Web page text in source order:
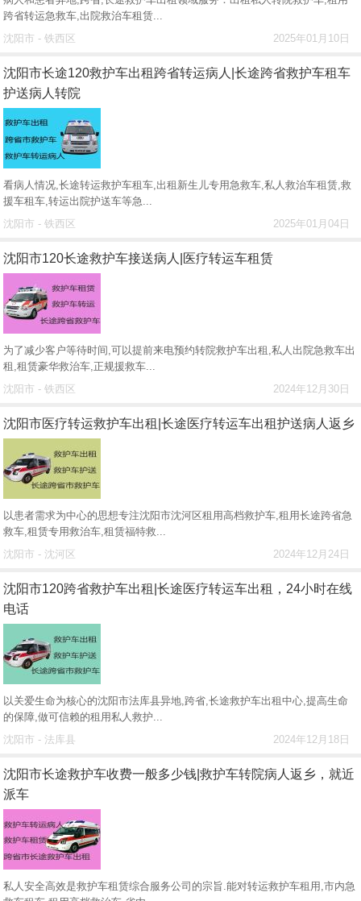
跨省转运急救车,出院救治车租赁...
2025年01月10日
沈阳市 - 铁西区
沈阳市长途120救护车出租跨省转运病人|长途跨省救护车租车
护送病人转院
看病人情况,长途转运救护车租车,出租新生儿专用急救车,私人救治车租赁,救
援车租车,转运出院护送车等急...
2025年01月04日
沈阳市 - 铁西区
沈阳市120长途救护车接送病人|医疗转运车租赁
为了减少客户等待时间,可以提前来电预约转院救护车出租,私人出院急救车出
租,租赁豪华救治车,正规援救车...
2024年12月30日
沈阳市 - 铁西区
沈阳市医疗转运救护车出租|长途医疗转运车出租护送病人返乡
以患者需求为中心的思想专注沈阳市沈河区租用高档救护车,租用长途跨省急
救车,租赁专用救治车,租赁福特救...
2024年12月24日
沈阳市 - 沈河区
沈阳市120跨省救护车出租|长途医疗转运车出租，24小时在线
电话
以关爱生命为核心的沈阳市法库县异地,跨省,长途救护车出租中心,提高生命
的保障,做可信赖的租用私人救护...
2024年12月18日
沈阳市 - 法库县
沈阳市长途救护车收费一般多少钱|救护车转院病人返乡，就近
派车
私人安全高效是救护车租赁综合服务公司的宗旨.能对转运救护车租用,市内急